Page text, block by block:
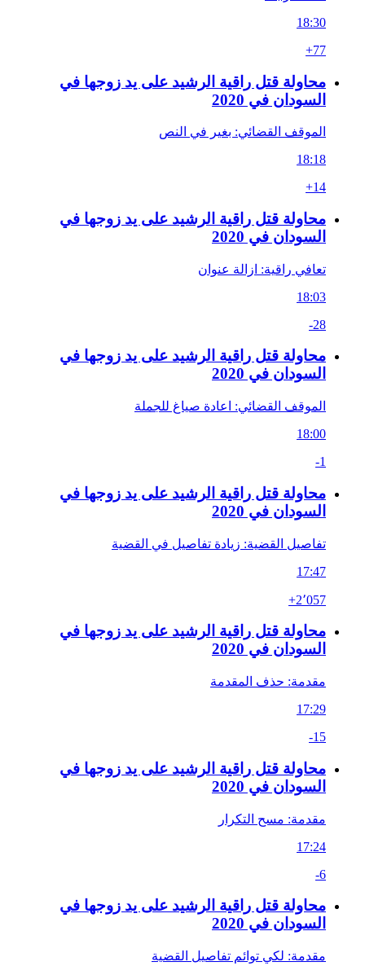
18:30
+77
محاولة قتل راقية الرشيد على يد زوجها في
السودان في 2020
الموقف القضائي: بغير في النص
18:18
+14
محاولة قتل راقية الرشيد على يد زوجها في
السودان في 2020
تعافي راقية: ازالة عنوان
18:03
-28
محاولة قتل راقية الرشيد على يد زوجها في
السودان في 2020
الموقف القضائي: اعادة صياغ للجملة
18:00
-1
محاولة قتل راقية الرشيد على يد زوجها في
السودان في 2020
تفاصيل القضية: زيادة تفاصيل في القضية
17:47
+2٬057
محاولة قتل راقية الرشيد على يد زوجها في
السودان في 2020
مقدمة: حذف المقدمة
17:29
-15
محاولة قتل راقية الرشيد على يد زوجها في
السودان في 2020
مقدمة: مسح التكرار
17:24
-6
محاولة قتل راقية الرشيد على يد زوجها في
السودان في 2020
مقدمة: لكي توائم تفاصيل القضية